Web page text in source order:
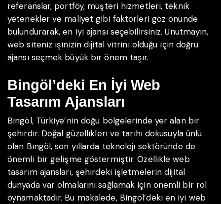
referanslar, portföy, müşteri hizmetleri, teknik
yetenekler ve maliyet gibi faktörleri göz önünde
bulundurarak, en iyi ajansı seçebilirsiniz. Unutmayın,
web siteniz işinizin dijital vitrini olduğu için doğru
ajansı seçmek büyük bir önem taşır.
Bingöl’deki En İyi Web
Tasarım Ajansları
Bingöl, Türkiye’nin doğu bölgelerinde yer alan bir
şehirdir. Doğal güzellikleri ve tarihi dokusuyla ünlü
olan Bingöl, son yıllarda teknoloji sektöründe de
önemli bir gelişme göstermiştir. Özellikle web
tasarım ajansları, şehirdeki işletmelerin dijital
dünyada var olmalarını sağlamak için önemli bir rol
oynamaktadır. Bu makalede, Bingöl’deki en iyi web